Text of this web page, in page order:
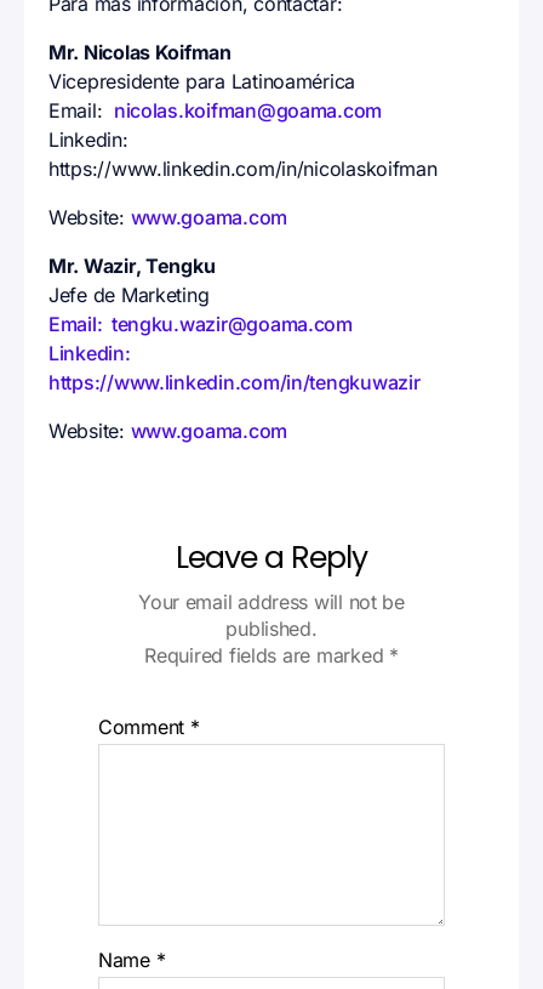
Mr. Nicolas Koifman
Vicepresidente para Latinoamérica
Email: nicolas.koifman@goama.com
Linkedin:
https://www.linkedin.com/in/nicolaskoifman
Website: www.goama.com
Mr. Wazir, Tengku
Jefe de Marketing
Email: tengku.wazir@goama.com
Linkedin:
https://www.linkedin.com/in/tengkuwazir
Website: www.goama.com
Leave a Reply
Your email address will not be
published.
Required fields are marked *
Comment *
Name *